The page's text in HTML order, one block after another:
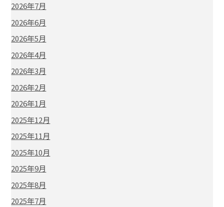
2026年7月
2026年6月
2026年5月
2026年4月
2026年3月
2026年2月
2026年1月
2025年12月
2025年11月
2025年10月
2025年9月
2025年8月
2025年7月